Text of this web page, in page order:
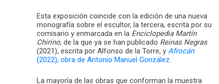
Esta exposición coincide con la edición de una nueva
monografía sobre el escultor, la tercera, escrita por su
comisario y enmarcada en la Enciclopedia Martín
Chirino, de la que ya se han publicado Reinas Negras
(2021), escrita por Alfonso de la Torre, y Afrocán
(2022), obra de Antonio Manuel González.
La mayoría de las obras que conforman la muestra